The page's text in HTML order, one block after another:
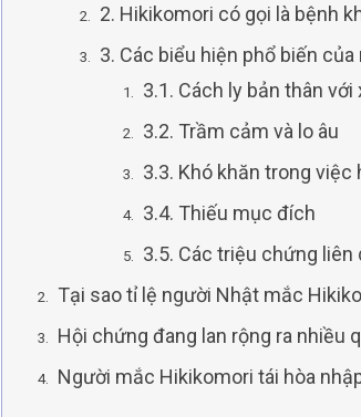
2. Hikikomori có gọi là bệnh
3. Các biểu hiện phổ biến
3.1. Cách ly bản thân với
3.2. Trầm cảm và lo âu
3.3. Khó khăn trong
3.4. Thiếu mục đích
3.5. Các triệu chứng
Tại sao tỉ lệ người Nhật mắc
Hội chứng đang lan rộng ra nhiều
Người mắc Hikikomori tái hòa